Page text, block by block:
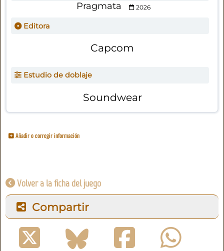
Pragmata 2026
Editora
Capcom
Estudio de doblaje
Soundwear
Añadir o corregir información
Volver a la ficha del juego
Compartir